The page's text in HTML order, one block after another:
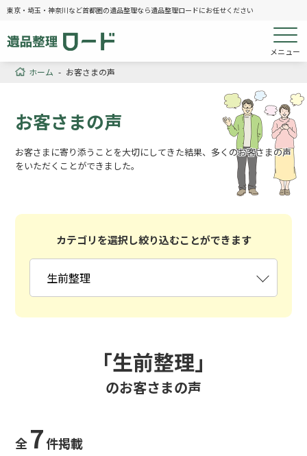
東京・埼玉・神奈川など首都圏の遺品整理なら遺品整理ロードにお任せください
メニュー
ホーム - お客さまの声
お客さまの声
お客さまに寄り添うことを大切にしてきた結果、多くのお客さまの声
をいただくことができました。
カテゴリを選択し絞り込むことができます
「生前整理」
のお客さまの声
全7件掲載